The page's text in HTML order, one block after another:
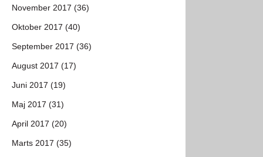
November 2017 (36)
Oktober 2017 (40)
September 2017 (36)
August 2017 (17)
Juni 2017 (19)
Maj 2017 (31)
April 2017 (20)
Marts 2017 (35)